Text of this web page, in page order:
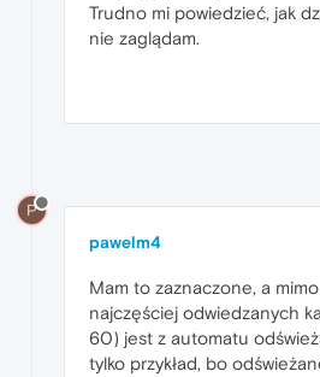
Trudno mi powiedzieć, jak
nie zaglądam.
P
pawelm4
Mam to zaznaczone, a
najczęściej odwiedzanych
60) jest z automatu
tylko przykład, bo